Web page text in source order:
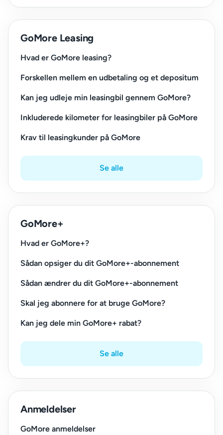
GoMore Leasing
Hvad er GoMore leasing?
Forskellen mellem en udbetaling og et depositum
Kan jeg udleje min leasingbil gennem GoMore?
Inkluderede kilometer for leasingbiler på GoMore
Krav til leasingkunder på GoMore
Se alle
GoMore+
Hvad er GoMore+?
Sådan opsiger du dit GoMore+-abonnement
Sådan ændrer du dit GoMore+-abonnement
Skal jeg abonnere for at bruge GoMore?
Kan jeg dele min GoMore+ rabat?
Se alle
Anmeldelser
GoMore anmeldelser